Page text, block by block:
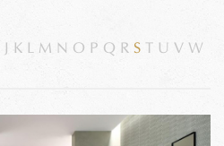
K L M N O P Q R S U V W